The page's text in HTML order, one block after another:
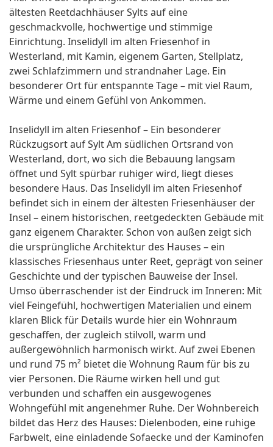
ältesten Reetdachhäuser Sylts auf eine
geschmackvolle, hochwertige und stimmige
Einrichtung. Inselidyll im alten Friesenhof in
Westerland, mit Kamin, eigenem Garten, Stellplatz,
zwei Schlafzimmern und strandnaher Lage. Ein
besonderer Ort für entspannte Tage – mit viel Raum,
Wärme und einem Gefühl von Ankommen.
Inselidyll im alten Friesenhof – Ein besonderer
Rückzugsort auf Sylt Am südlichen Ortsrand von
Westerland, dort, wo sich die Bebauung langsam
öffnet und Sylt spürbar ruhiger wird, liegt dieses
besondere Haus. Das Inselidyll im alten Friesenhof
befindet sich in einem der ältesten Friesenhäuser der
Insel – einem historischen, reetgedeckten Gebäude mit
ganz eigenem Charakter. Schon von außen zeigt sich
die ursprüngliche Architektur des Hauses – ein
klassisches Friesenhaus unter Reet, geprägt von seiner
Geschichte und der typischen Bauweise der Insel.
Umso überraschender ist der Eindruck im Inneren: Mit
viel Feingefühl, hochwertigen Materialien und einem
klaren Blick für Details wurde hier ein Wohnraum
geschaffen, der zugleich stilvoll, warm und
außergewöhnlich harmonisch wirkt. Auf zwei Ebenen
und rund 75 m² bietet die Wohnung Raum für bis zu
vier Personen. Die Räume wirken hell und gut
verbunden und schaffen ein ausgewogenes
Wohngefühl mit angenehmer Ruhe. Der Wohnbereich
bildet das Herz des Hauses: Dielenboden, eine ruhige
Farbwelt, eine einladende Sofaecke und der Kaminofen